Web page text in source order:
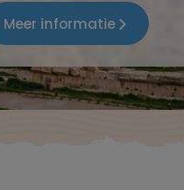
Meer informatie